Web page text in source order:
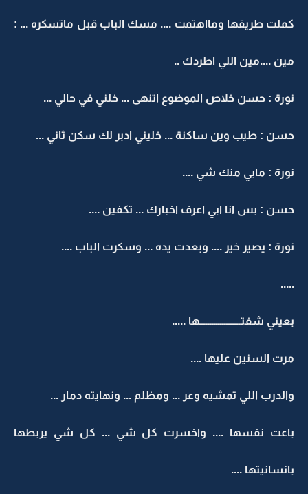
كملت طريقها ومااهتمت .... مسك الباب قبل ماتسكره ... :
مين ....مين اللي اطردك ..
نورة : حسن خلاص الموضوع اتنهى ... خلني في حالي ...
حسن : طيب وين ساكنة ... خليني ادبر لك سكن ثاني ...
نورة : مابي منك شي ....
حسن : بس انا ابي اعرف اخبارك ... تكفين ....
نورة : يصير خير .... وبعدت يده ... وسكرت الباب ....
.....
بعيني شفتــــــــــــــــــــها .....
مرت السنين عليها ....
والدرب اللي تمشيه وعر ... ومظلم ... ونهايته دمار ...
باعت نفسها .... واخسرت كل شي ... كل شي يربطها
بانسانيتها ....